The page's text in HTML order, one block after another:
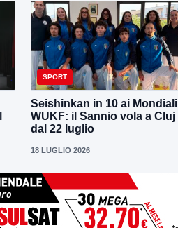
SPORT
Seishinkan in 10 ai Mondiali
WUKF: il Sannio vola a Cluj
dal 22 luglio
18 LUGLIO 2026